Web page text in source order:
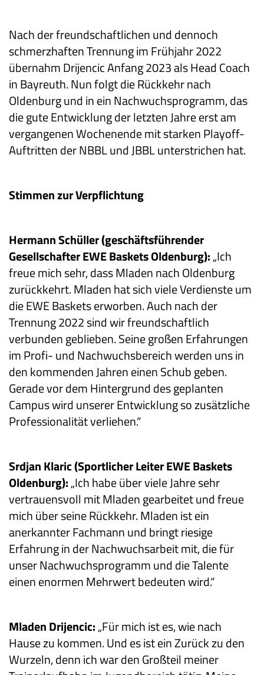
Nach der freundschaftlichen und dennoch
schmerzhaften Trennung im Frühjahr 2022
übernahm Drijencic Anfang 2023 als Head Coach
in Bayreuth. Nun folgt die Rückkehr nach
Oldenburg und in ein Nachwuchsprogramm, das
die gute Entwicklung der letzten Jahre erst am
vergangenen Wochenende mit starken Playoff-
Auftritten der NBBL und JBBL unterstrichen hat.
Stimmen zur Verpflichtung
Hermann Schüller (geschäftsführender
Gesellschafter EWE Baskets Oldenburg):„Ich
freue mich sehr, dass Mladen nach Oldenburg
zurückkehrt. Mladen hat sich viele Verdienste um
die EWE Baskets erworben. Auch nach der
Trennung 2022 sind wir freundschaftlich
verbunden geblieben. Seine großen Erfahrungen
im Profi- und Nachwuchsbereich werden uns in
den kommenden Jahren einen Schub geben.
Gerade vor dem Hintergrund des geplanten
Campus wird unserer Entwicklung so zusätzliche
Professionalität verliehen.“
Srdjan Klaric (Sportlicher Leiter EWE Baskets
Oldenburg):„Ich habe über viele Jahre sehr
vertrauensvoll mit Mladen gearbeitet und freue
mich über seine Rückkehr. Mladen ist ein
anerkannter Fachmann und bringt riesige
Erfahrung in der Nachwuchsarbeit mit, die für
unser Nachwuchsprogramm und die Talente
einen enormen Mehrwert bedeuten wird.“
Mladen Drijencic:„Für mich ist es, wie nach
Hause zu kommen. Und es ist ein Zurück zu den
Wurzeln, denn ich war den Großteil meiner